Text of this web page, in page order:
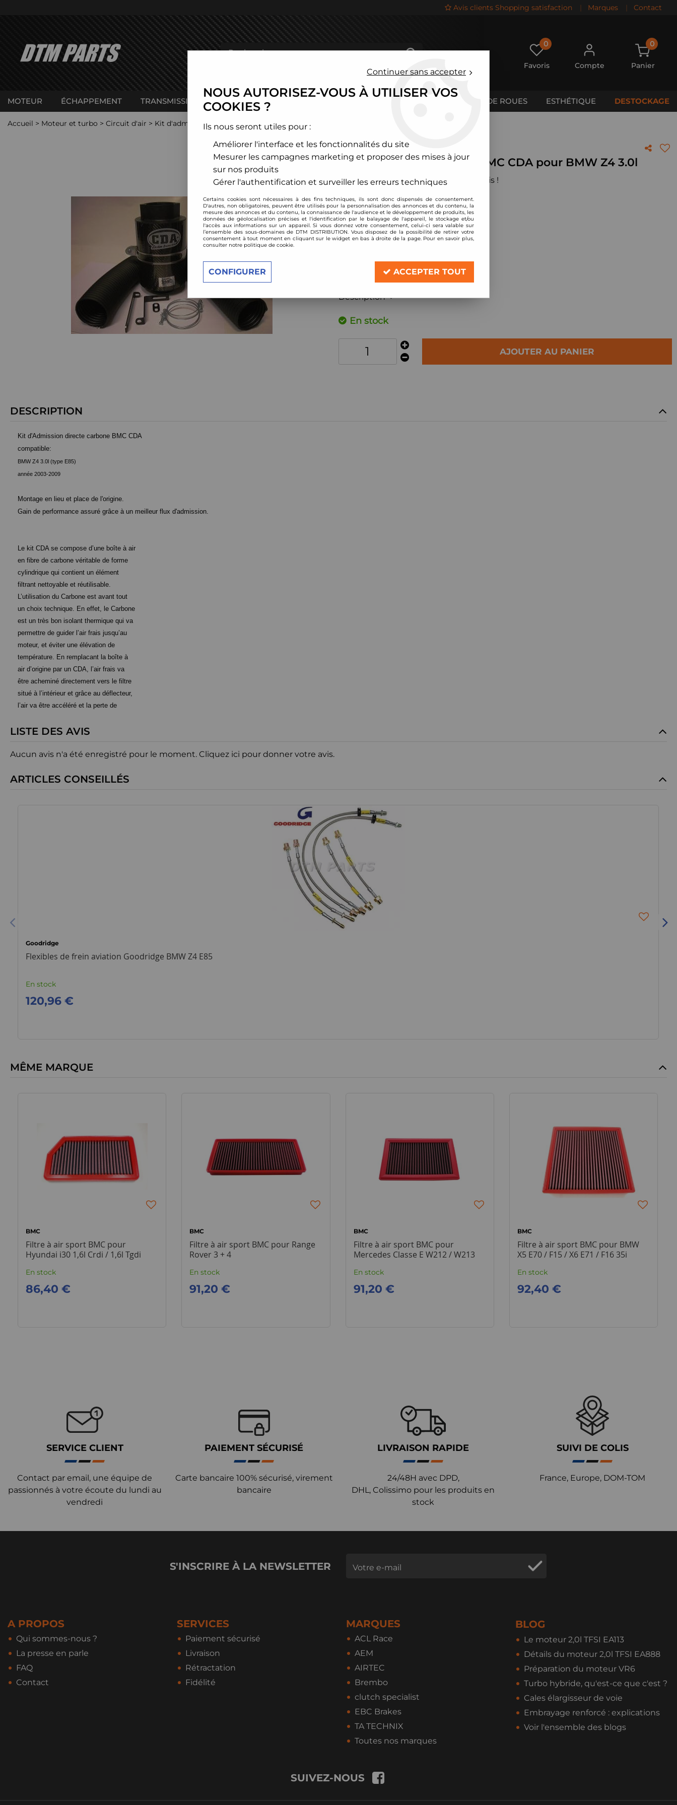
Avis clients Shopping satisfaction | Marques | Contact
0
Favoris Compte
0
Panier
MOTEUR ÉCHAPPEMENT TRANSMISSION CHÂSSIS CALES DE ROUES ESTHÉTIQUE DESTOCKAGE
Accueil > Moteur et turbo > Circuit d'air > Kit d'admission directe >BMW >Z4 > Kit d'admission carbone BMC CDA pour BMW Z4 3.0l
BMC
Kit d'admission carbone BMC CDA pour BMW Z4 3.0l
Soyez le premier à donner votre avis !
294,00 €TTC
Réf. :CDASP-03
Kit d'Admission directe carbone BMC CDA
Description
En stock
AJOUTER AU PANIER
DESCRIPTION
Kit d'Admission directe carbone BMC CDA
compatible:
BMW Z4 3.0l (type E85)
année 2003-2009
Montage en lieu et place de l'origine.
Gain de performance assuré grâce à un meilleur flux d'admission.
Le kit CDA se compose d’une boîte à air
en fibre de carbone véritable de forme
cylindrique qui contient un élément
filtrant nettoyable et réutilisable.
L’utilisation du Carbone est avant tout
un choix technique. En effet, le Carbone
est un très bon isolant thermique qui va
permettre de guider l’air frais jusqu’au
moteur, et éviter une élévation de
température. En remplacant la boîte à
air d’origine par un CDA, l’air frais va
être acheminé directement vers le filtre
situé à l’intérieur et grâce au déflecteur,
l’air va être accéléré et la perte de
LISTE DES AVIS
Aucun avis n'a été enregistré pour le moment. Cliquez ici pour donner votre avis.
ARTICLES CONSEILLÉS
Goodridge
Flexibles de frein aviation Goodridge BMW Z4 E85
En stock
120,96 €
MÊME MARQUE
BMC
Filtre à air sport BMC pour
Hyundai i30 1,6l Crdi / 1,6l Tgdi
En stock
86,40 €
BMC
Filtre à air sport BMC pour Range
Rover 3 + 4
En stock
91,20 €
BMC
Filtre à air sport BMC pour
Mercedes Classe E W212 / W213
En stock
91,20 €
BMC
Filtre à air sport BMC pour BMW
X5 E70 / F15 / X6 E71 / F16 35i
En stock
92,40 €
SERVICE CLIENT
Contact par email, une équipe de
passionnés à votre écoute du lundi au
vendredi
PAIEMENT SÉCURISÉ
Carte bancaire 100% sécurisé, virement
bancaire
LIVRAISON RAPIDE
24/48H avec DPD,
DHL, Colissimo pour les produits en
stock
SUIVI DE COLIS
France, Europe, DOM-TOM
S'INSCRIRE À LA NEWSLETTER
A PROPOS
Qui sommes-nous ?
La presse en parle
FAQ
Contact
SERVICES
Paiement sécurisé
Livraison
Rétractation
Fidélité
MARQUES
ACL Race
AEM
AIRTEC
Brembo
clutch specialist
EBC Brakes
TA TECHNIX
Toutes nos marques
BLOG
Le moteur 2,0l TFSI EA113
Détails du moteur 2,0l TFSI EA888
Préparation du moteur VR6
Turbo hybride, qu'est-ce que c'est ?
Cales élargisseur de voie
Embrayage renforcé : explications
Voir l'ensemble des blogs
SUIVEZ-NOUS
Continuer sans accepter
NOUS AUTORISEZ-VOUS À UTILISER VOS
COOKIES ?
Ils nous seront utiles pour :
Améliorer l'interface et les fonctionnalités du site
Mesurer les campagnes marketing et proposer des mises à jour
sur nos produits
Gérer l'authentification et surveiller les erreurs techniques
Certains cookies sont nécessaires à des fins techniques, ils sont donc dispensés de consentement.
D'autres, non obligatoires, peuvent être utilisés pour la personnalisation des annonces et du contenu, la
mesure des annonces et du contenu, la connaissance de l'audience et le développement de produits, les
données de géolocalisation précises et l'identification par le balayage de l'appareil, le stockage et/ou
l'accès aux informations sur un appareil. Si vous donnez votre consentement, celui-ci sera valable sur
l’ensemble des sous-domaines de DTM DISTRIBUTION. Vous disposez de la possibilité de retirer votre
consentement à tout moment en cliquant sur le widget en bas à droite de la page. Pour en savoir plus,
consulter notre politique de cookie.
CONFIGURER ACCEPTER TOUT